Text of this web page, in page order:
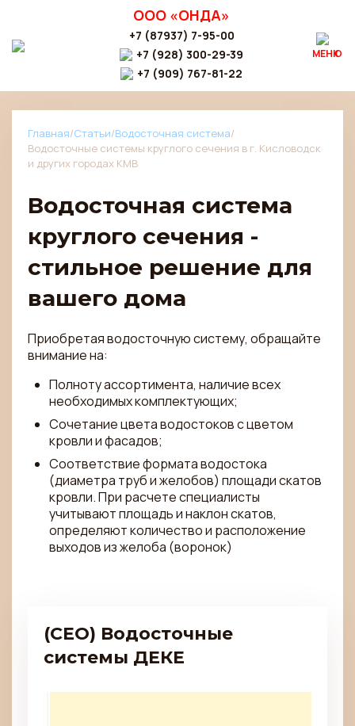
ООО «ОНДА»
+7 (87937) 7-95-00
+7 (928) 300-29-39
+7 (909) 767-81-22
МЕНЮ
Главная/Статьи/Водосточная система/
Водосточные системы круглого сечения в г. Кисловодск
и других городах КМВ
Водосточная система
круглого сечения -
стильное решение для
вашего дома
Приобретая водосточную систему, обращайте
внимание на:
Полноту ассортимента, наличие всех
необходимых комплектующих;
Сочетание цвета водостоков с цветом
кровли и фасадов;
Соответствие формата водостока
(диаметра труб и желобов) площади скатов
кровли. При расчете специалисты
учитывают площадь и наклон скатов,
определяют количество и расположение
выходов из желоба (воронок)
(CEO) Водосточные
системы ДЕКЕ